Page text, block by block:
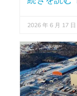
2026 年 6 月 17 日